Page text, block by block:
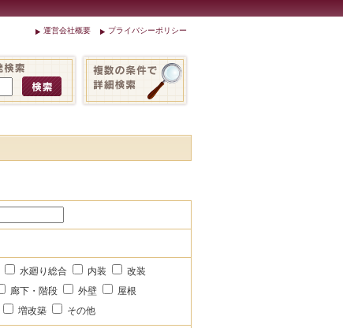
運営会社概要 プライバシーポリシー
水廻り総合 内装
改装
廊下・階段 外壁
屋根
増改築 その他